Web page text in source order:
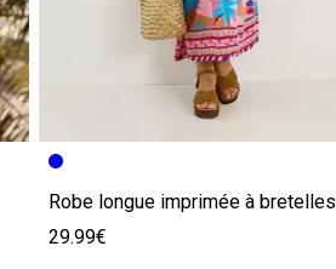
Robe longue imprimée à bretelles
29.99€